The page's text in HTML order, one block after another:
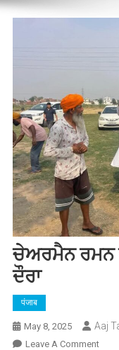
ਚੇਅਰਮੈਨ ਰਮਨ
ਦੌਰਾ
पंजाब
May 8, 2025 Aaj
Leave A CommentOn